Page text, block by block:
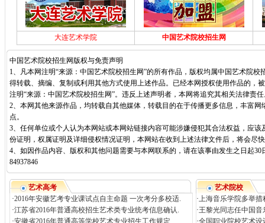
大连艺术学院 中国艺术院校招生网
中国艺术院校招生网版权与免责声明
1、凡本网注明“来源：中国艺术院校招生网”的所有作品，版权均属中国艺术院校
得转载、摘编、复制或利用其他方式使用上述作品。已经本网授权使用作品的，
注明“来源：中国艺术院校招生网”。违反上述声明者，本网将追究其相关法律责
2、本网其他来源作品，均转载自其他媒体，转载目的在于传播更多信息，丰富
点。
3、任何单位或个人认为本网站或本网站链接内容可能涉嫌侵犯其合法权益，应
份证明，权属证明及详细侵权情况证明，本网站在收到上述法律文件后，将会尽
4、如因作品内容、版权和其他问题需要与本网联系的，请在该事由发生之日起30
84937846
艺术高考
·2016年安徽艺考专业课试点自主命题 一次考分多校适.
·江苏省2016年普通高校招生艺术类专业统考信息确认.
·安徽省2016年普通高等学校艺术专业招生工作规定
艺术院校
·上海音乐学院多举
·王黎光同志任中国音
·全国职业院校艺术